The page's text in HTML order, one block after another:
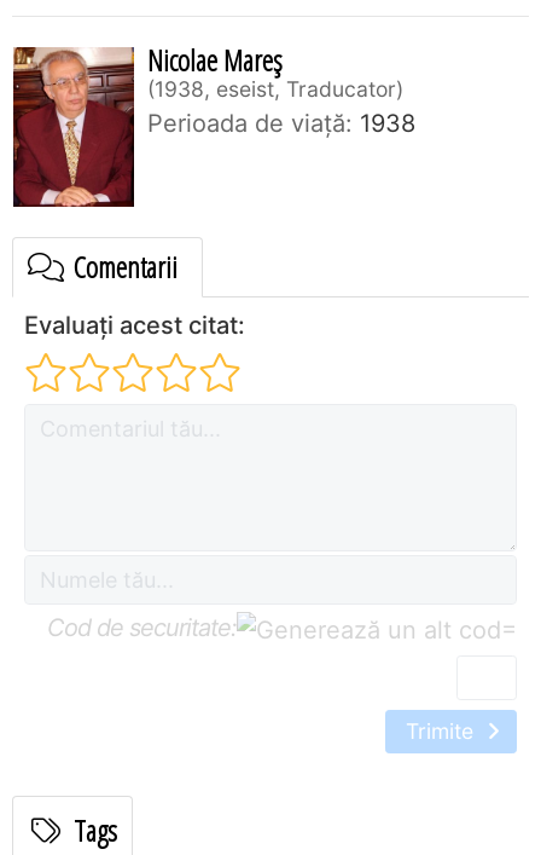
Nicolae Mareș
1938, eseist, Traducator
Perioada de viaţă: 1938
Comentarii
Evaluați acest citat:
Cod de securitate: =
Trimite
Tags